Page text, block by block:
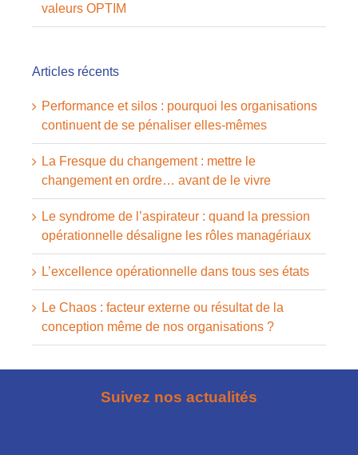
valeurs OPTIM
Articles récents
Performance et silos : pourquoi les organisations
continuent de se pénaliser elles-mêmes
La Fresque du changement : mettre le
changement en ordre… avant de le vivre
Le syndrome de l’aspirateur : quand la pression
opérationnelle désaligne les rôles managériaux
L’excellence opérationnelle dans tous ses états
Le Chaos : facteur externe ou résultat de la
conception même de nos organisations ?
Suivez nos actualités